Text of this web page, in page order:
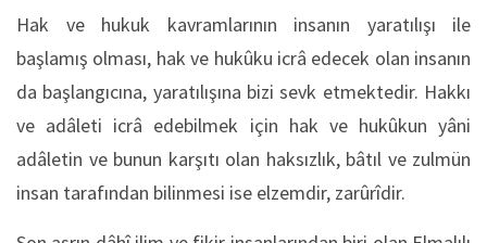
Hak ve hukuk kavramlarının insanın yaratılışı ile
başlamış olması, hak ve hukûku icrâ edecek olan insanın
da başlangıcına, yaratılışına bizi sevk etmektedir. Hakkı
ve adâleti icrâ edebilmek için hak ve hukûkun yâni
adâletin ve bunun karşıtı olan haksızlık, bâtıl ve zulmün
insan tarafından bilinmesi ise elzemdir, zarûrîdir.